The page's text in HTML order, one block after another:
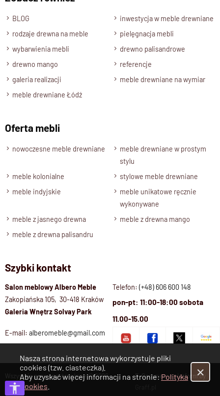
BLOG
inwestycja w meble drewniane
rodzaje drewna na meble
pielęgnacja mebli
wybarwienia mebli
drewno palisandrowe
drewno mango
referencje
galeria realizacji
meble drewniane na wymiar
meble drewniane Łódź
Oferta mebli
nowoczesne meble drewniane
meble drewniane w prostym
stylu
meble kolonialne
stylowe meble drewniane
meble indyjskie
meble unikatowe ręcznie
wykonywane
meble z jasnego drewna
meble z drewna mango
meble z drewna palisandru
Szybki kontakt
Salon meblowy Albero Meble
Zakopiańska 105, 30-418 Kraków
Galeria Wnętrz Solvay Park
Telefon: (+48) 606 600 148
pon-pt: 11:00-18:00 sobota
11.00-15.00
E-mail: alberomeble@gmail.com
Wszystkie prawa zastrzeżone © 2026
Albero Meble
E-Commerce platform by
Nasza strona internetowa wykorzystuje pliki
cookies (tzw. ciasteczka).
Aby uzyskać więcej informacji na stronie:Polityka
Cookies
✕